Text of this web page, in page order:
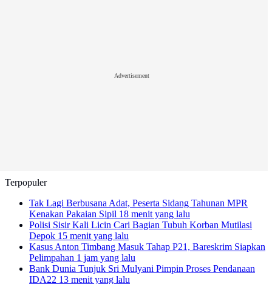
Advertisement
Terpopuler
Tak Lagi Berbusana Adat, Peserta Sidang Tahunan MPR
Kenakan Pakaian Sipil 18 menit yang lalu
Polisi Sisir Kali Licin Cari Bagian Tubuh Korban Mutilasi
Depok 15 menit yang lalu
Kasus Anton Timbang Masuk Tahap P21, Bareskrim Siapkan
Pelimpahan 1 jam yang lalu
Bank Dunia Tunjuk Sri Mulyani Pimpin Proses Pendanaan
IDA22 13 menit yang lalu